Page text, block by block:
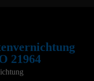
21964